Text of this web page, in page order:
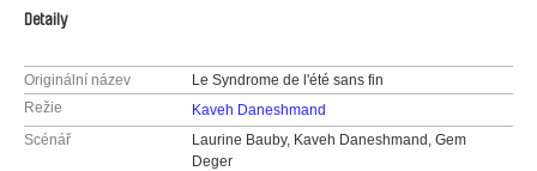
Detaily
Originální název
Le Syndrome de l'été sans fin
Režie
Kaveh Daneshmand
Scénář
Laurine Bauby, Kaveh Daneshmand, Gem
Deger